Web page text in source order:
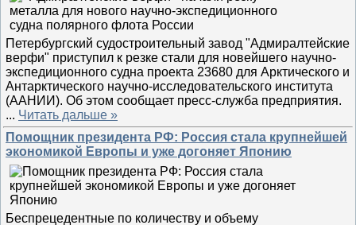
Петербургский судостроительный завод "Адмиралтейские
верфи" приступил к резке стали для новейшего научно-
экспедиционного судна проекта 23680 для Арктического и
Антарктического научно-исследовательского института
(ААНИИ). Об этом сообщает пресс-служба предприятия.
... Читать дальше »
Помощник президента РФ: Россия стала крупнейшей
экономикой Европы и уже догоняет Японию
Беспрецедентные по количеству и объему